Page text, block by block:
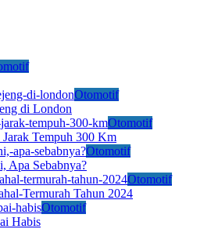
Otomotif
di London
Otomotif
Tempuh 300 Km
Otomotif
Apa Sebabnya?
Otomotif
Termurah Tahun 2024
Otomotif
Habis